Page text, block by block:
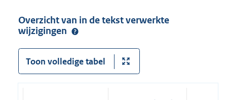
Overzicht van in de tekst verwerkte
wijzigingen
Toon volledige tabel